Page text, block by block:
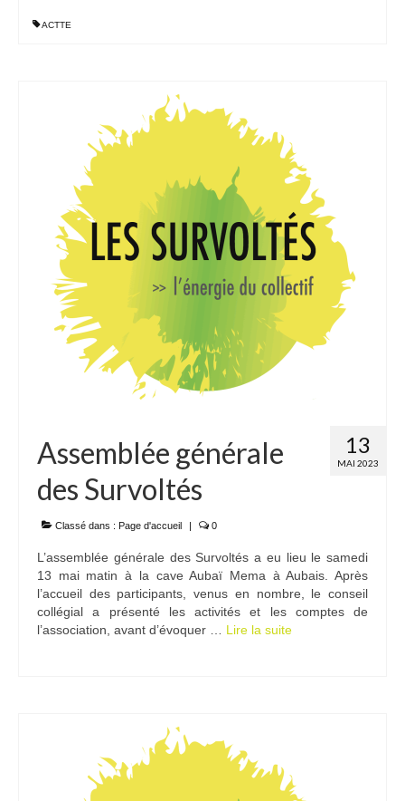
ACTTE
13
MAI 2023
Assemblée générale
des Survoltés
Classé dans : Page d'accueil | 0
L’assemblée générale des Survoltés a eu lieu le samedi
13 mai matin à la cave Aubaï Mema à Aubais. Après
l’accueil des participants, venus en nombre, le conseil
collégial a présenté les activités et les comptes de
l’association, avant d’évoquer … Lire la suite­­